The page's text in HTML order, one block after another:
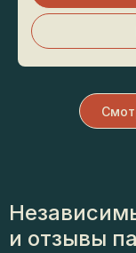
и отзывы